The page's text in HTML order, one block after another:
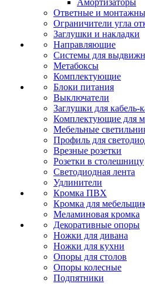
Амортизаторы
Ответные и
Ограничители угла
Заглушки и накладки
Направляющие
Системы для
Метабоксы
Комплектующие
Блоки питания
Выключатели
Заглушки для кабель-
Комплектующие для
Мебельные
Профиль для
Врезные розетки
Розетки в столешницу
Светодиодная лента
Удлинители
Кромка ПВХ
Кромка для
Меламиновая кромка
Декоративные опоры
Ножки для дивана
Ножки для кухни
Опоры для столов
Опоры колесные
Подпятники